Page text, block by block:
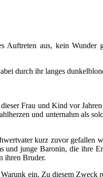
Auftreten aus, kein
durch ihr langes
Frau und Kind vor
und unternahm als
kurz zuvor gefallen
junge Baronin, die ihre
ihren Bruder.
ein. Zu diesem